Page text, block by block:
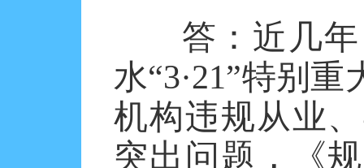
答： 近几
水“3·21”特别重
机构违规从业
突出问题，《